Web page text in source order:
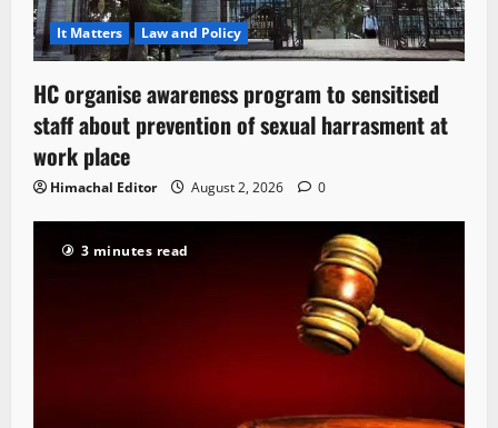
It Matters Law and Policy
HC organise awareness program to sensitised
staff about prevention of sexual harrasment at
work place
Himachal Editor August 2, 2026 0
3 minutes read